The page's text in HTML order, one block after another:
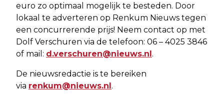
euro zo optimaal mogelijk te besteden. Door
lokaal te adverteren op Renkum Nieuws tegen
een concurrerende prijs! Neem contact op met
Dolf Verschuren via de telefoon: 06 – 4025 3846
of mail: d.verschuren@nieuws.nl.
De nieuwsredactie is te bereiken
via renkum@nieuws.nl.